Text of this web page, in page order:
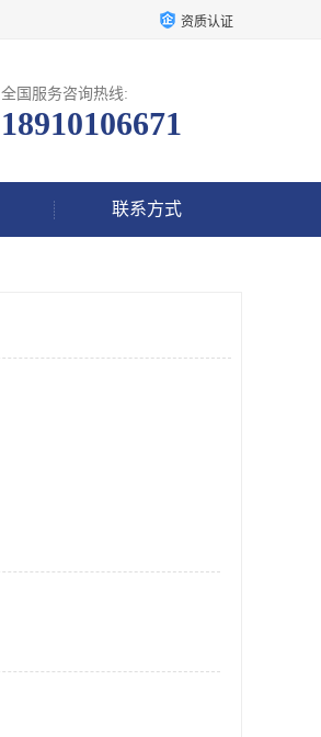
资质认证
全国服务咨询热线:
18910106671
联系方式